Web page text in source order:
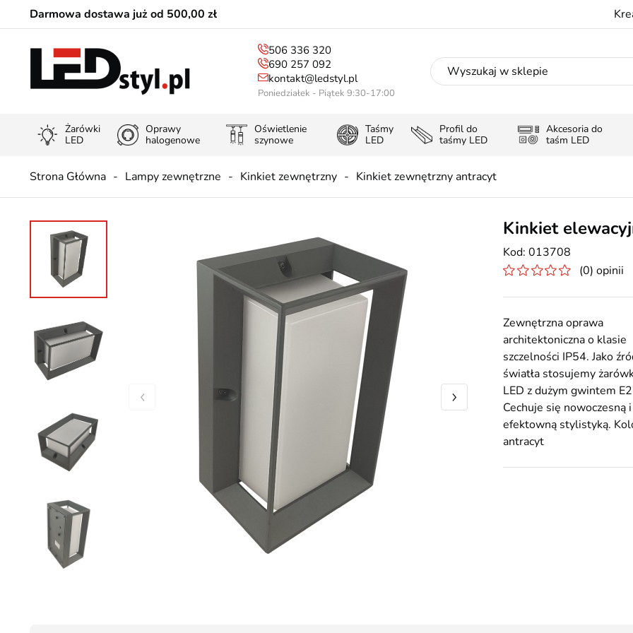
Darmowa dostawa już od 500,00 zł
506 336 320
690 257 092
kontakt@ledstyl.pl
Poniedziałek - Piątek 9:30-17:00
Żarówki
LED
Oprawy
halogenowe
Oświetlenie
szynowe
Taśmy
LED
Profil do
taśmy LED
Akcesoria do
taśm LED
Strona Główna Lampy zewnętrzne Kinkiet zewnętrzny Kinkiet zewnętrzny antracyt
Kinkiet
013708
(0) opinii
Zewnętrzna oprawa
architektoniczna o klasie
szczelności IP54. Jako
światła stosujemy
LED z dużym gwintem
Cechuje się nowoczesną i
efektowną stylistyką.
antracyt